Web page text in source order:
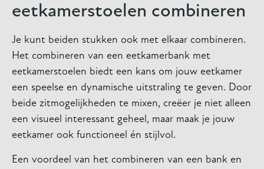
eetkamerstoelen combineren
Je kunt beiden stukken ook met elkaar combineren.
Het combineren van een eetkamerbank met
eetkamerstoelen biedt een kans om jouw eetkamer
een speelse en dynamische uitstraling te geven. Door
beide zitmogelijkheden te mixen, creëer je niet alleen
een visueel interessant geheel, maar maak je jouw
eetkamer ook functioneel én stijlvol.
Een voordeel van het combineren van een bank en